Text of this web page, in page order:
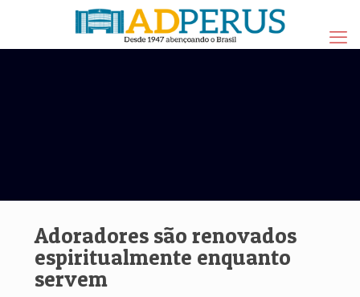
Adoradores são renovados
espiritualmente enquanto
servem